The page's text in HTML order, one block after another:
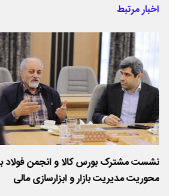
اخبار مرتبط
نشست مشترک بورس کالا و انجمن فولاد
محوریت مدیریت بازار و ابزارسازی مالی